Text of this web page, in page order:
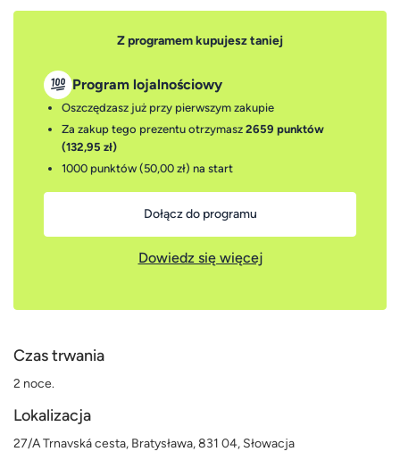
Z programem kupujesz taniej
Program lojalnościowy
Oszczędzasz już przy pierwszym zakupie
Za zakup tego prezentu otrzymasz 2659 punktów
(132,95 zł)
1000 punktów (50,00 zł) na start
Dołącz do programu
Dowiedz się więcej
Czas trwania
2 noce.
Lokalizacja
27/A Trnavská cesta, Bratysława, 831 04, Słowacja